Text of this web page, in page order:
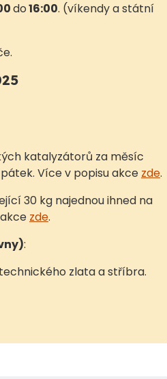
do16:00. (víkendy a státní
katalyzátorů za měsíc
Více v popisu akce zde.
30 kg najednou ihned na
zde.
:
zlata a stříbra.